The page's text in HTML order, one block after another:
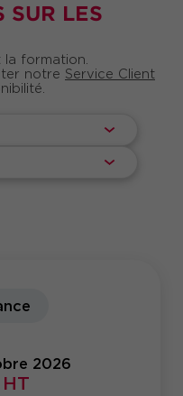
SUR LES
la formation.
notre Service Client
2026